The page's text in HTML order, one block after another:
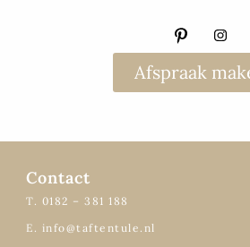
Afspraak
Contact
T. 0182 – 381 188
E. info@taftentule.nl